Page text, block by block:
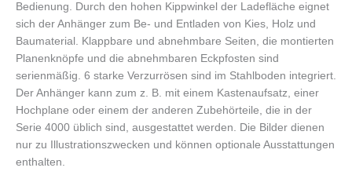
Bedienung. Durch den hohen Kippwinkel der Ladefläche eignet
sich der Anhänger zum Be- und Entladen von Kies, Holz und
Baumaterial. Klappbare und abnehmbare Seiten, die montierten
Planenknöpfe und die abnehmbaren Eckpfosten sind
serienmäßig. 6 starke Verzurrösen sind im Stahlboden integriert.
Der Anhänger kann zum z. B. mit einem Kastenaufsatz, einer
Hochplane oder einem der anderen Zubehörteile, die in der
Serie 4000 üblich sind, ausgestattet werden. Die Bilder dienen
nur zu Illustrationszwecken und können optionale Ausstattungen
enthalten.